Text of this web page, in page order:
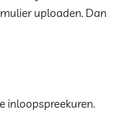
uploaden. Dan
inloopspreekuren.